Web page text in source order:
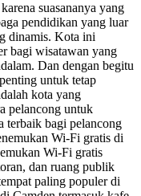
suasananya yang
pendidikan yang luar
dinamis. Kota ini
bagi wisatawan yang
Dan dengan begitu
untuk tetap
kota yang
pelancong untuk
terbaik bagi pelancong
Wi-Fi gratis di
Wi-Fi gratis
dan ruang publik
paling populer di